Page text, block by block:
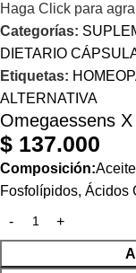
Haga Click para
Categorías:
DIETARIO
Etiquetas:
ALTERNATIVA
Omegaessens
$ 137.000
Composición:
Fosfolípidos, Ácidos